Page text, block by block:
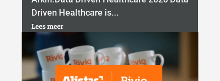
Driven Healthcare is...
Lees meer